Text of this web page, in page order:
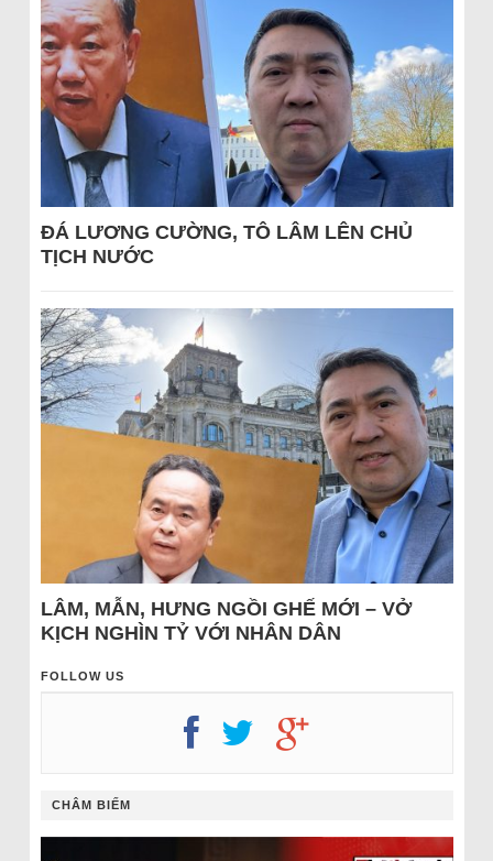
ĐÁ LƯƠNG CƯỜNG, TÔ LÂM LÊN CHỦ
TỊCH NƯỚC
LÂM, MẪN, HƯNG NGỒI GHẾ MỚI – VỞ
KỊCH NGHÌN TỶ VỚI NHÂN DÂN
FOLLOW US
CHÂM BIẾM